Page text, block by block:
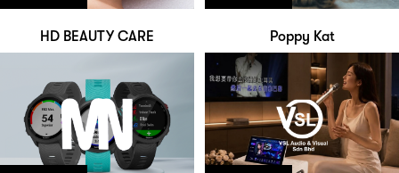
HD BEAUTY CARE Poppy Kat